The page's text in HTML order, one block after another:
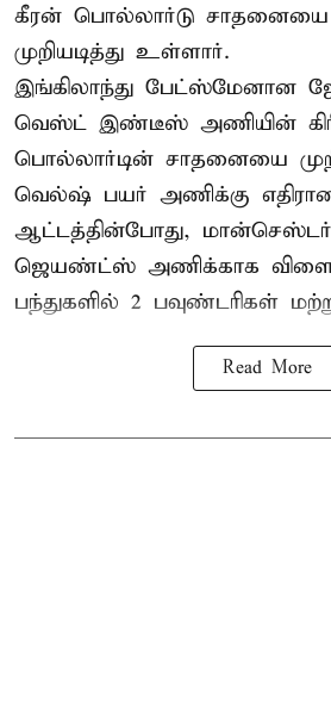
கீரன் பொல்லார்டு
முறியடித்து உள்ளார்.
இங்கிலாந்து பேட்ஸ்மேனான
வெஸ்ட் இண்டீஸ் அணியின்
பொல்லார்டின் சாதனையை
வெல்ஷ் பயர் அணிக்கு
ஆட்டத்தின்போது, மான்செஸ்டர்
ஜெயண்ட்ஸ் அணிக்காக
பந்துகளில் 2 பவுண்டரிகள்
Read More